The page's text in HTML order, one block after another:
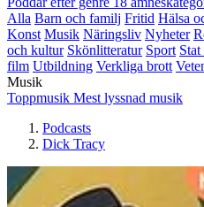
Alla Barn och familj Fritid Hälsa
Konst Musik Näringsliv Nyheter
och kultur Skönlitteratur Sport
film Utbildning Verkliga brott
Musik
Toppmusik Mest lyssnad musik
Podcasts
Dick Tracy